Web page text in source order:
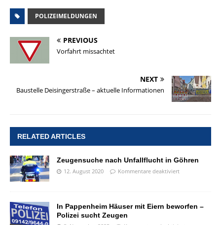
POLIZEIMELDUNGEN
PREVIOUS
Vorfahrt missachtet
NEXT
Baustelle Deisingerstraße – aktuelle Informationen
RELATED ARTICLES
Zeugensuche nach Unfallflucht in Göhren
12. August 2020 Kommentare deaktiviert
In Pappenheim Häuser mit Eiern beworfen –
Polizei sucht Zeugen